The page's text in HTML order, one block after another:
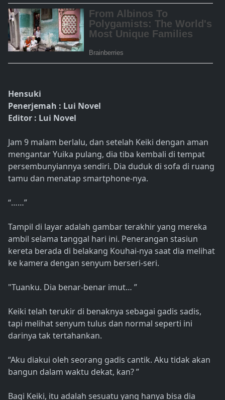
Hensuki
Penerjemah : Lui Novel
Editor : Lui Novel
Jam 9 malam berlalu, dan setelah Keiki dengan aman
mengantar Yuika pulang, dia tiba kembali di tempat
persembunyiannya sendiri. Dia duduk di sofa di ruang
tamu dan menatap smartphone-nya.
“……”
Tampil di layar adalah gambar terakhir yang mereka
ambil selama tanggal hari ini. Penerangan stasiun
kereta berada di belakang Kouhai-nya saat dia melihat
ke kamera dengan senyum berseri-seri.
"Tuanku. Dia benar-benar imut… ”
Keiki telah terukir di benaknya sebagai gadis sadis,
tapi melihat senyum tulus dan normal seperti ini
darinya tak tertahankan.
“Aku diakui oleh seorang gadis cantik. Aku tidak akan
bangun dalam waktu dekat, kan? ”
Bagi Keiki, itu adalah sesuatu yang hanya bisa dia